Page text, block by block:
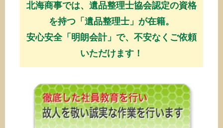
北海商事では、遺品整理士協会認定の資格
を持つ「遺品整理士」が在籍。
安心安全「明朗会計」で、不安なくご依頼
いただけます！